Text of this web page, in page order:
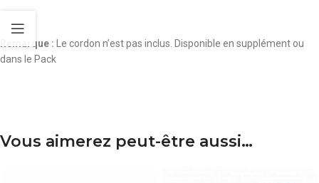
Remarque :
Le cordon n’est pas inclus. Disponible en supplément ou
dans le Pack
Vous aimerez peut-être aussi…